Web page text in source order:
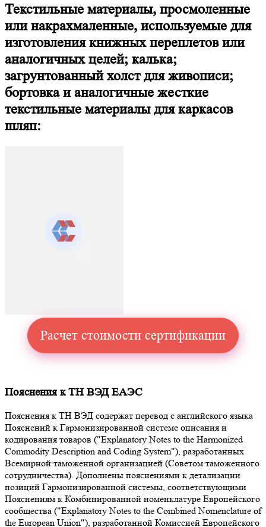
Текстильные материалы, просмоленные
или накрахмаленные, используемые для
изготовления книжных переплетов или
аналогичных целей; калька;
загрунтованный холст для живописи;
бортовка и аналогичные жесткие
текстильные материалы для каркасов
шляп:
Расчет стоимости сертификации
Пояснения к ТН ВЭД ЕАЭС
Пояснения к ТН ВЭД содержат перевод с английского языка
Пояснений к Гармонизированной системе описания и
кодирования товаров ("Explanatory Notes to the Harmonized
Commodity Description and Coding System"), разработанных
Всемирной таможенной организацией (Советом таможенного
сотрудничества). Дополнены пояснениями к детализации
позиций Гармонизированной системы, соответствующими
Пояснениям к Комбинированной номенклатуре Европейского
сообщества ("Explanatory Notes to the Combined Nomenclature of
the European Union"), разработанной Комиссией Европейского